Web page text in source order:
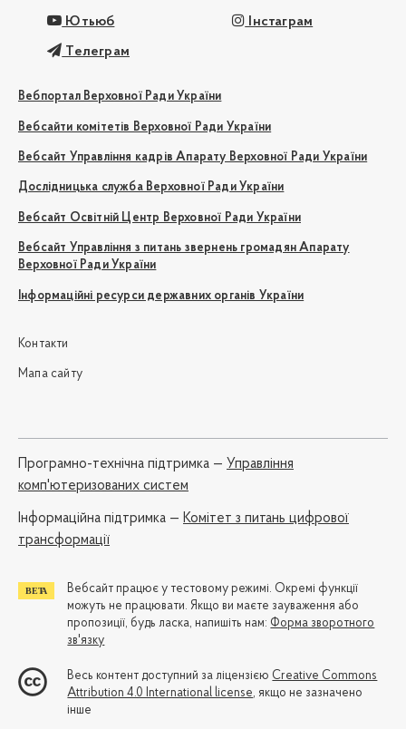
Ютьюб Інстаграм
Телеграм
Вебпортал Верховної Ради України
Вебсайти комітетів Верховної Ради України
Вебсайт Управління кадрів Апарату Верховної Ради України
Дослідницька служба Верховної Ради України
Вебсайт Освітній Центр Верховної Ради України
Вебсайт Управління з питань звернень громадян Апарату
Верховної Ради України
Інформаційні ресурси державних органів України
Контакти
Мапа сайту
Програмно-технічна підтримка — Управління
комп'ютеризованих систем
Iнформаційна підтримка — Комітет з питань цифрової
трансформації
Вебсайт працює у тестовому режимі. Окремі функції
можуть не працювати. Якщо ви маєте зауваження або
пропозиції, будь ласка, напишіть нам: Форма зворотного
зв'язку
Весь контент доступний за ліцензією Creative Commons
Attribution 4.0 International license, якщо не зазначено
інше